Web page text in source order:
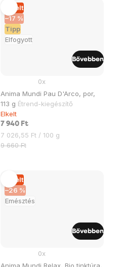
Tipp
Elfogyott
Elkelt
–17 %
Anima Mundi Pau D'Arco, por,
113 g Étrend-kiegészítő
0x
Elkelt
7 940 Ft
Egységár:
7 026,55 Ft / 100 g
9 660 Ft
Bővebben
Emésztés
Elkelt
–26 %
0x
Bővebben